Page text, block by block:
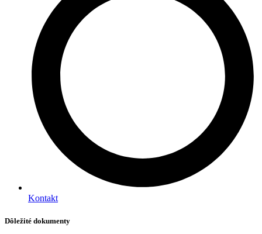
Kontakt
Dôležité dokumenty